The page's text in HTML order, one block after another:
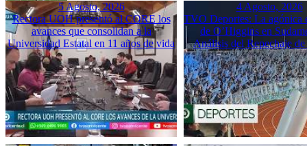
5 Agosto, 2026
Rectora UOH presentó al CORE los
avances que consolidan a la
Universidad Estatal en 11 años de vida
4 Agosto, 2026
TVO Deportes: La agónica
de O’Higgins en
Análisis del Repechaje de